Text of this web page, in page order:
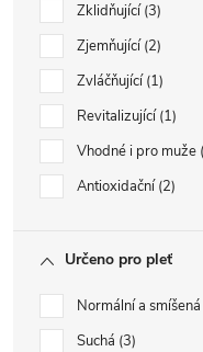
Zklidňující 3
Zjemňující 2
Zvláčňující 1
Revitalizující 1
Vhodné i pro muže
Antioxidační 2
Určeno pro pleť
Normální a smíšená
Suchá 3